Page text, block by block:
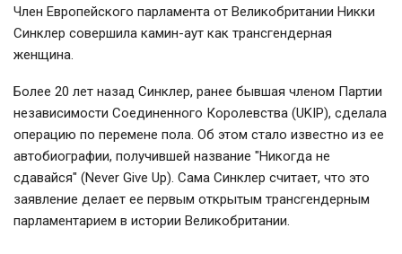
Член Европейского парламента от Великобритании Никки
Синклер совершила камин-аут как трансгендерная
женщина.
Более 20 лет назад Синклер, ранее бывшая членом Партии
независимости Соединенного Королевства (UKIP), сделала
операцию по перемене пола. Об этом стало известно из ее
автобиографии, получившей название "Никогда не
сдавайся" (Never Give Up). Сама Синклер считает, что это
заявление делает ее первым открытым трансгендерным
парламентарием в истории Великобритании.